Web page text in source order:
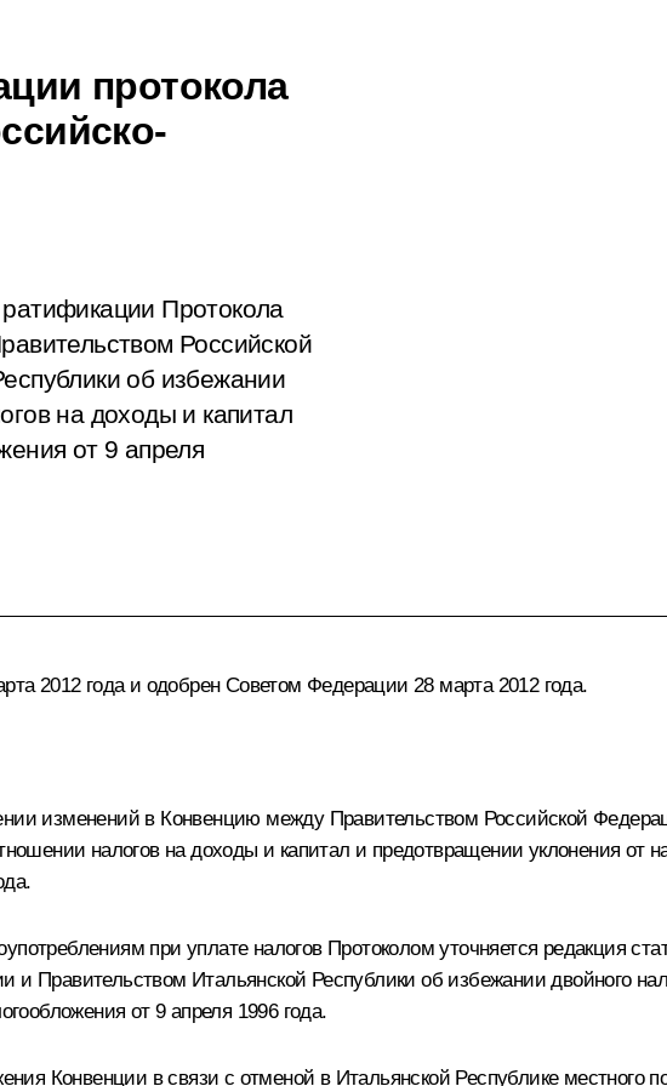
протокола
Протокола
Российской
об избежании
на доходы и капитал
от 9 апреля
2012 года и одобрен Советом Федерации 28 марта 2012 года.
изменений в Конвенцию между Правительством Российской
налогов на доходы и капитал и предотвращении уклонения от
при уплате налогов Протоколом уточняется редакция
Правительством Итальянской Республики об избежании двойного
от 9 апреля 1996 года.
Конвенции в связи с отменой в Итальянской Республике местного